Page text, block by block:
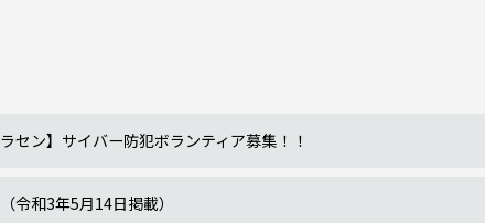
セン】サイバー防犯ボランティア募集！！
令和3年5月14日掲載）